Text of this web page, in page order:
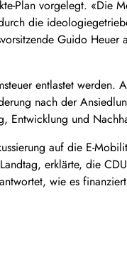
Plan vorgelegt. «Die
die
Guido
entlastet werden.
nach der
Entwicklung und
auf die E-
erklärte, die
wie es